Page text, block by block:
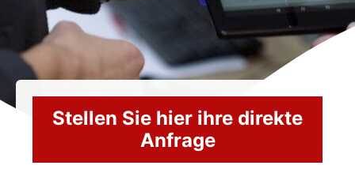
Stellen Sie hier ihre direkte
Anfrage